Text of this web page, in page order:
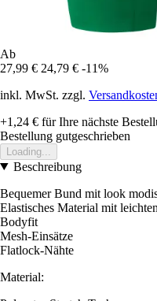
Ab
27,99 € 24,79 € -11%
inkl. MwSt. zzgl.
+1,24 € für Ihre nächste
Bestellung gutgeschrieben
Loading...
Beschreibung
Bequemer Bund mit look
Elastisches Material mit
Bodyfit
Mesh-Einsätze
Flatlock-Nähte
Material: